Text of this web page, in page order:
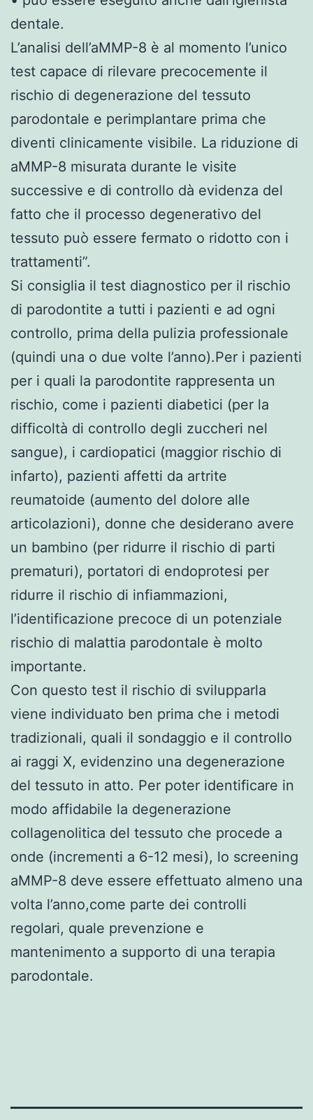
dentale.
L’analisi dell’aMMP-8 è al momento l’unico
test capace di rilevare precocemente il
rischio di degenerazione del tessuto
parodontale e perimplantare prima che
diventi clinicamente visibile. La riduzione di
aMMP-8 misurata durante le visite
successive e di controllo dà evidenza del
fatto che il processo degenerativo del
tessuto può essere fermato o ridotto con i
trattamenti”.
Si consiglia il test diagnostico per il rischio
di parodontite a tutti i pazienti e ad ogni
controllo, prima della pulizia professionale
(quindi una o due volte l’anno).Per i pazienti
per i quali la parodontite rappresenta un
rischio, come i pazienti diabetici (per la
difficoltà di controllo degli zuccheri nel
sangue), i cardiopatici (maggior rischio di
infarto), pazienti affetti da artrite
reumatoide (aumento del dolore alle
articolazioni), donne che desiderano avere
un bambino (per ridurre il rischio di parti
prematuri), portatori di endoprotesi per
ridurre il rischio di infiammazioni,
l’identificazione precoce di un potenziale
rischio di malattia parodontale è molto
importante.
Con questo test il rischio di svilupparla
viene individuato ben prima che i metodi
tradizionali, quali il sondaggio e il controllo
ai raggi X, evidenzino una degenerazione
del tessuto in atto. Per poter identificare in
modo affidabile la degenerazione
collagenolitica del tessuto che procede a
onde (incrementi a 6-12 mesi), lo screening
aMMP-8 deve essere effettuato almeno una
volta l’anno,come parte dei controlli
regolari, quale prevenzione e
mantenimento a supporto di una terapia
parodontale.